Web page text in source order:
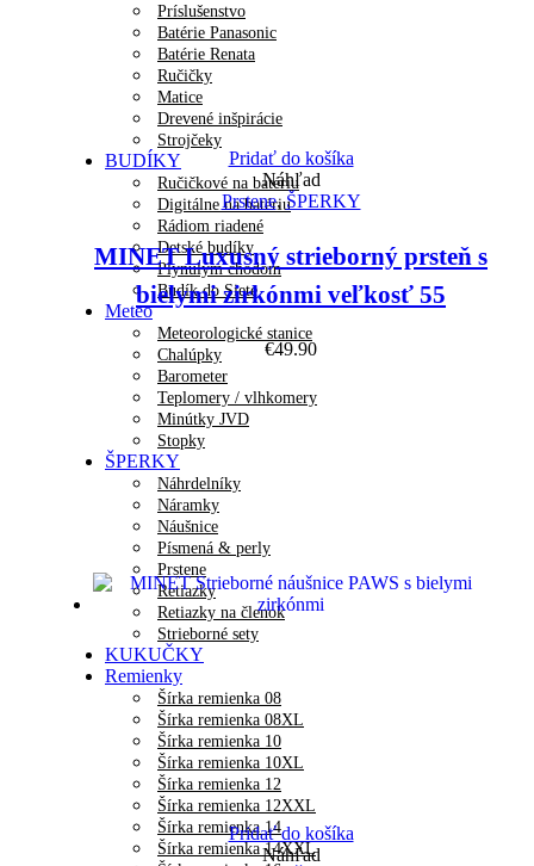
Príslušenstvo
Batérie Panasonic
Batérie Renata
Ručičky
Matice
Drevené inšpirácie
Strojčeky
BUDÍKY
Ručičkové na batériu
Digitálne na batériu
Rádiom riadené
Detské budíky
Plynulým chodom
Budík do Siete
Meteo
Meteorologické stanice
Chalúpky
Barometer
Teplomery / vlhkomery
Minútky JVD
Stopky
ŠPERKY
Náhrdelníky
Náramky
Náušnice
Písmená & perly
Prstene
Retiazky
Retiazky na členok
Strieborné sety
KUKUČKY
Remienky
Šírka remienka 08
Šírka remienka 08XL
Šírka remienka 10
Šírka remienka 10XL
Šírka remienka 12
Šírka remienka 12XXL
Šírka remienka 14
Šírka remienka 14XXL
Pridať do košíka
Náhľad
Prstene,ŠPERKY
MINET Luxusný strieborný prsteň s
bielymi zirkónmi veľkosť 55
€49.90
Pridať do košíka
Náhľad